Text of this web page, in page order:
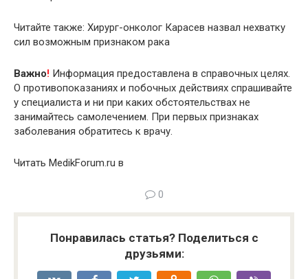
Читайте также: Хирург-онколог Карасев назвал нехватку
сил возможным признаком рака
Важно! Информация предоставлена в справочных целях.
О противопоказаниях и побочных действиях спрашивайте
у специалиста и ни при каких обстоятельствах не
занимайтесь самолечением. При первых признаках
заболевания обратитесь к врачу.
Читать MedikForum.ru в
0
Понравилась статья? Поделиться с
друзьями: